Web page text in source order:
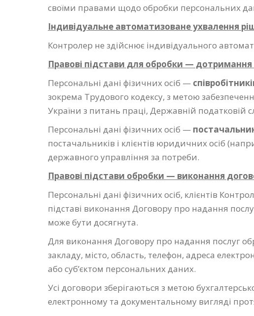
своїми правами щодо обробки персональних
Індивідуальне автоматизоване ухвалення
Контролер не здійснює індивідуального
Правові підстави для обробки — дотримання
Персональні дані фізичних осіб —
зокрема Трудового кодексу, з метою
України з питань праці, Державній податковій
Персональні дані фізичних осіб —
постачальників і клієнтів юридичних осіб
державного управління за потреби.
Правові підстави обробки — виконання
Персональні дані фізичних осіб, клієнтів
підставі виконання Договору про надання
може бути досягнута.
Для виконання Договору про надання послуг
закладу, місто, область, телефон, адреса
або суб’єктом персональних даних.
Усі договори зберігаються з метою
електронному та документальному вигляді